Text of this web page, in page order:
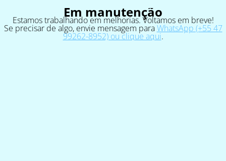
Em manutenção
Estamos trabalhando em melhorias. Voltamos em breve!
Se precisar de algo, envie mensagem paraWhatsApp (+55 47
99262-8952) ou clique aqui.